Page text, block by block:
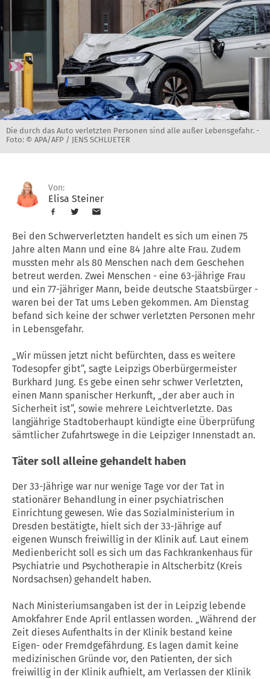
Die durch das Auto verletzten Personen sind alle außer Lebensgefahr. -
Foto: © APA/AFP / JENS SCHLUETER
Von:
Elisa Steiner
Bei den Schwerverletzten handelt es sich um einen 75
Jahre alten Mann und eine 84 Jahre alte Frau. Zudem
mussten mehr als 80 Menschen nach dem Geschehen
betreut werden. Zwei Menschen - eine 63-jährige Frau
und ein 77-jähriger Mann, beide deutsche Staatsbürger -
waren bei der Tat ums Leben gekommen. Am Dienstag
befand sich keine der schwer verletzten Personen mehr
in Lebensgefahr.
„Wir müssen jetzt nicht befürchten, dass es weitere
Todesopfer gibt“, sagte Leipzigs Oberbürgermeister
Burkhard Jung. Es gebe einen sehr schwer Verletzten,
einen Mann spanischer Herkunft, „der aber auch in
Sicherheit ist“, sowie mehrere Leichtverletzte. Das
langjährige Stadtoberhaupt kündigte eine Überprüfung
sämtlicher Zufahrtswege in die Leipziger Innenstadt an.
Täter soll alleine gehandelt haben
Der 33-Jährige war nur wenige Tage vor der Tat in
stationärer Behandlung in einer psychiatrischen
Einrichtung gewesen. Wie das Sozialministerium in
Dresden bestätigte, hielt sich der 33-Jährige auf
eigenen Wunsch freiwillig in der Klinik auf. Laut einem
Medienbericht soll es sich um das Fachkrankenhaus für
Psychiatrie und Psychotherapie in Altscherbitz (Kreis
Nordsachsen) gehandelt haben.
Nach Ministeriumsangaben ist der in Leipzig lebende
Amokfahrer Ende April entlassen worden. „Während der
Zeit dieses Aufenthalts in der Klinik bestand keine
Eigen- oder Fremdgefährdung. Es lagen damit keine
medizinischen Gründe vor, den Patienten, der sich
freiwillig in der Klinik aufhielt, am Verlassen der Klinik